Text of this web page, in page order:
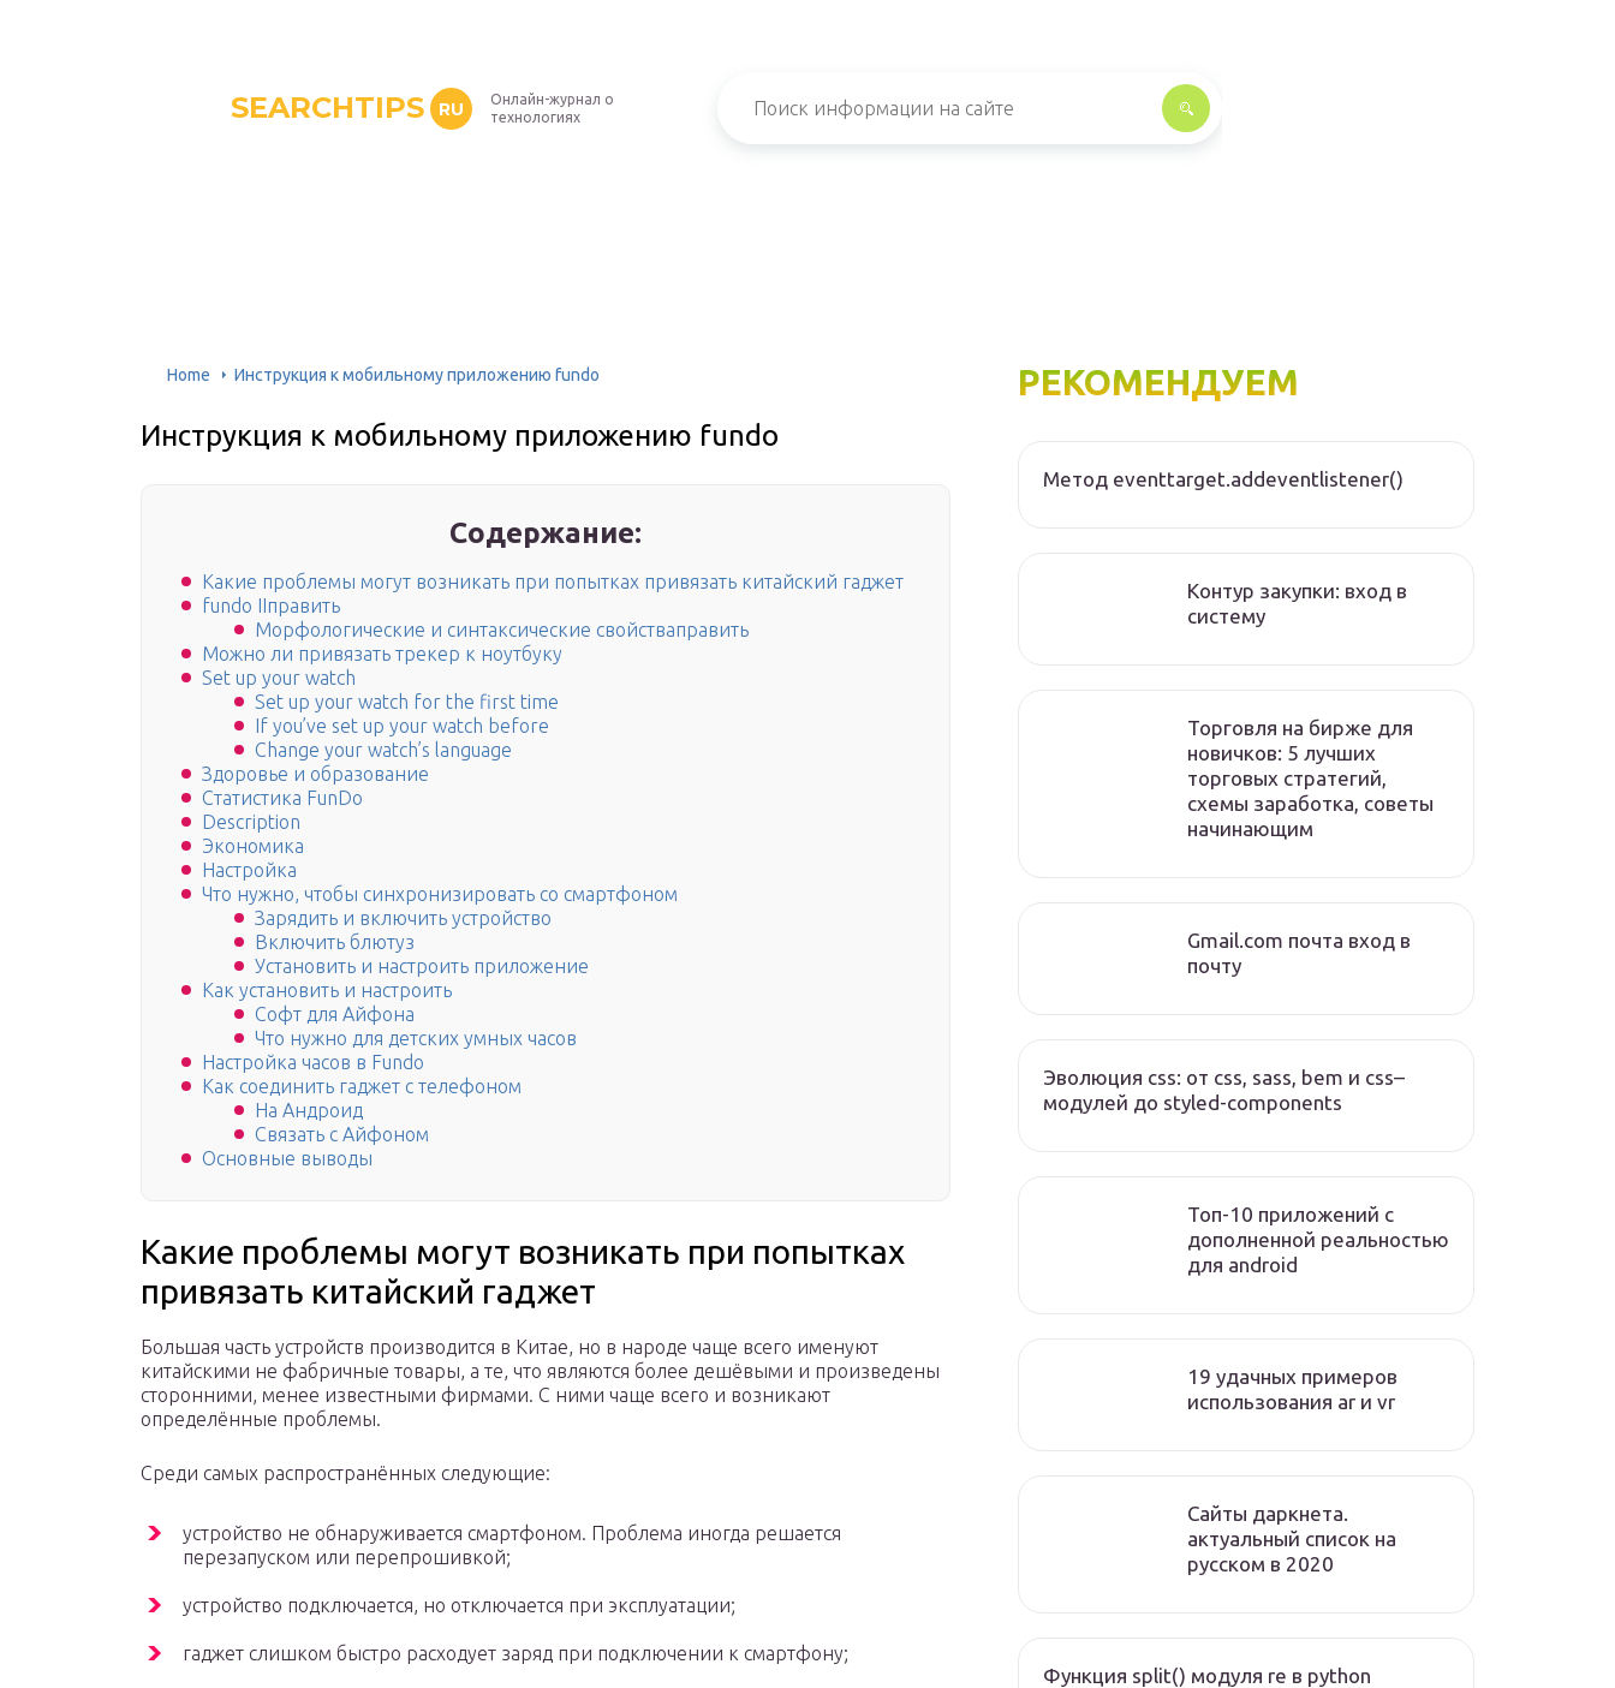
SEARCHTIPS RU
Онлайн-журнал о
технологиях
Home Инструкция к мобильному приложению fundo
Инструкция к мобильному приложению fundo
Содержание:
Какие проблемы могут возникать при попытках привязать китайский гаджет
fundo IIправить
Морфологические и синтаксические свойстваправить
Можно ли привязать трекер к ноутбуку
Set up your watch
Set up your watch for the first time
If you’ve set up your watch before
Change your watch’s language
Здоровье и образование
Статистика FunDo
Description
Экономика
Настройка
Что нужно, чтобы синхронизировать со смартфоном
Зарядить и включить устройство
Включить блютуз
Установить и настроить приложение
Как установить и настроить
Софт для Айфона
Что нужно для детских умных часов
Настройка часов в Fundo
Как соединить гаджет с телефоном
На Андроид
Связать с Айфоном
Основные выводы
Какие проблемы могут возникать при попытках
привязать китайский гаджет
Большая часть устройств производится в Китае, но в народе чаще всего именуют
китайскими не фабричные товары, а те, что являются более дешёвыми и произведены
сторонними, менее известными фирмами. С ними чаще всего и возникают
определённые проблемы.
Среди самых распространённых следующие:
устройство не обнаруживается смартфоном. Проблема иногда решается
перезапуском или перепрошивкой;
устройство подключается, но отключается при эксплуатации;
гаджет слишком быстро расходует заряд при подключении к смартфону;
РЕКОМЕНДУЕМ
Метод eventtarget.addeventlistener()
Контур закупки: вход в
систему
Торговля на бирже для
новичков: 5 лучших
торговых стратегий,
схемы заработка, советы
начинающим
Gmail.com почта вход в
почту
Эволюция css: от css, sass, bem и css–
модулей до styled-components
Топ-10 приложений с
дополненной реальностью
для android
19 удачных примеров
использования ar и vr
Сайты даркнета.
актуальный список на
русском в 2020
Функция split() модуля re в python